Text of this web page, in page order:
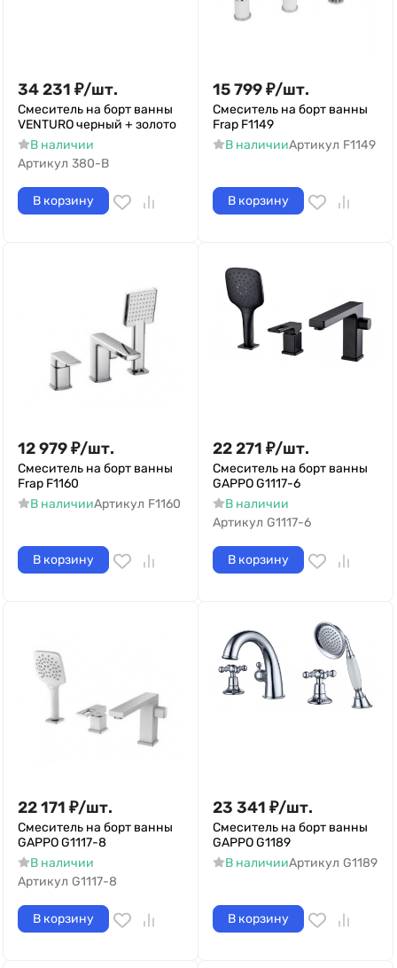
34 231 ₽/шт.
Смеситель на борт ванны
VENTURO черный + золото
В наличии
Артикул 380-B
В корзину
15 799₽/шт.
Смеситель на борт ванны
Frap F1149
В наличииАртикул F1149
В корзину
12 979₽/шт.
Смеситель на борт ванны
Frap F1160
В наличииАртикул F1160
В корзину
22 271 ₽/шт.
Смеситель на борт ванны
GAPPO G1117-6
В наличии
Артикул G1117-6
В корзину
22 171 ₽/шт.
Смеситель на борт ванны
GAPPO G1117-8
В наличии
Артикул G1117-8
В корзину
23 341 ₽/шт.
Смеситель на борт ванны
GAPPO G1189
В наличииАртикул G1189
В корзину